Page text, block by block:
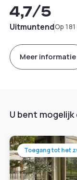
4,7/5
UitmuntendOp
Meer informatie
U bent
Toegang tot het